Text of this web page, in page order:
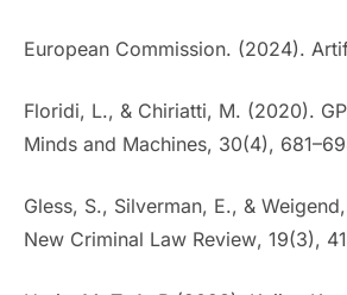
European Commission. (2024).
Floridi, L., & Chiriatti, M. (2020).
Minds and Machines, 30(4),
Gless, S., Silverman, E., &
New Criminal Law Review, 19(3),